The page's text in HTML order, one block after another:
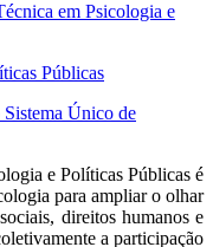
em Psicologia e
Públicas
Único de
e Políticas Públicas é
para ampliar o olhar
direitos humanos e
a participação